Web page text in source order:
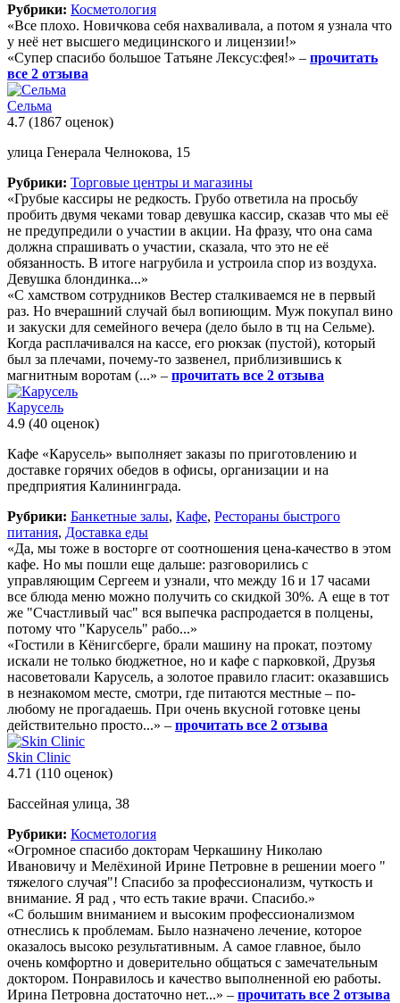
Рубрики: Косметология
«Все плохо. Новичкова себя нахваливала, а потом я узнала что
у неё нет высшего медицинского и лицензии!»
«Супер спасибо большое Татьяне Лексус:фея!» – прочитать
все 2 отзыва
Сельма
4.7 (1867 оценок)
улица Генерала Челнокова, 15
Рубрики: Торговые центры и магазины
«Грубые кассиры не редкость. Грубо ответила на просьбу
пробить двумя чеками товар девушка кассир, сказав что мы её
не предупредили о участии в акции. На фразу, что она сама
должна спрашивать о участии, сказала, что это не её
обязанность. В итоге нагрубила и устроила спор из воздуха.
Девушка блондинка...»
«С хамством сотрудников Вестер сталкиваемся не в первый
раз. Но вчерашний случай был вопиющим. Муж покупал вино
и закуски для семейного вечера (дело было в тц на Сельме).
Когда расплачивался на кассе, его рюкзак (пустой), который
был за плечами, почему-то зазвенел, приблизившись к
магнитным воротам (...» – прочитать все 2 отзыва
Карусель
4.9 (40 оценок)
Кафе «Карусель» выполняет заказы по приготовлению и
доставке горячих обедов в офисы, организации и на
предприятия Калининграда.
Рубрики: Банкетные залы, Кафе, Рестораны быстрого
питания, Доставка еды
«Да, мы тоже в восторге от соотношения цена-качество в этом
кафе. Но мы пошли еще дальше: разговорились с
управляющим Сергеем и узнали, что между 16 и 17 часами
все блюда меню можно получить со скидкой 30%. А еще в тот
же "Счастливый час" вся выпечка распродается в полцены,
потому что "Карусель" рабо...»
«Гостили в Кёнигсберге, брали машину на прокат, поэтому
искали не только бюджетное, но и кафе с парковкой, Друзья
насоветовали Карусель, а золотое правило гласит: оказавшись
в незнакомом месте, смотри, где питаются местные – по-
любому не прогадаешь. При очень вкусной готовке цены
действительно просто...» – прочитать все 2 отзыва
Skin Clinic
4.71 (110 оценок)
Бассейная улица, 38
Рубрики: Косметология
«Огромное спасибо докторам Черкашину Николаю
Ивановичу и Мелёхиной Ирине Петровне в решении моего "
тяжелого случая"! Спасибо за профессионализм, чуткость и
внимание. Я рад , что есть такие врачи. Спасибо.»
«С большим вниманием и высоким профессионализмом
отнеслись к проблемам. Было назначено лечение, которое
оказалось высоко результативным. А самое главное, было
очень комфортно и доверительно общаться с замечательным
доктором. Понравилось и качество выполненной ею работы.
Ирина Петровна достаточно нет...» – прочитать все 2 отзыва